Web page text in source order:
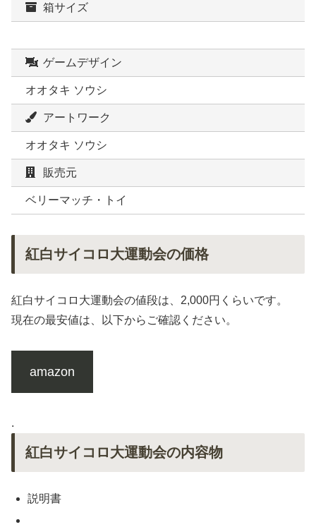
箱サイズ
ゲームデザイン
オオタキ ソウシ
アートワーク
オオタキ ソウシ
販売元
ベリーマッチ・トイ
紅白サイコロ大運動会の価格
紅白サイコロ大運動会の値段は、2,000円くらいです。
現在の最安値は、以下からご確認ください。
amazon
.
紅白サイコロ大運動会の内容物
説明書